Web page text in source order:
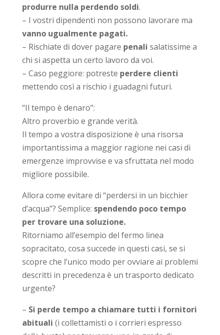
produrre nulla perdendo soldi.
– I vostri dipendenti non possono lavorare ma
vanno ugualmente pagati.
– Rischiate di dover pagare penali salatissime a
chi si aspetta un certo lavoro da voi.
– Caso peggiore: potreste perdere clienti
mettendo così a rischio i guadagni futuri.
“Il tempo è denaro”:
Altro proverbio e grande verità.
Il tempo a vostra disposizione è una risorsa
importantissima a maggior ragione nei casi di
emergenze improvvise e va sfruttata nel modo
migliore possibile.
Allora come evitare di “perdersi in un bicchier
d’acqua”? Semplice: spendendo poco tempo
per trovare una soluzione.
Ritorniamo all’esempio del fermo linea
sopracitato, cosa succede in questi casi, se si
scopre che l’unico modo per ovviare ai problemi
descritti in precedenza è un trasporto dedicato
urgente?
– Si perde tempo a chiamare tutti i fornitori
abituali (i collettamisti o i corrieri espresso